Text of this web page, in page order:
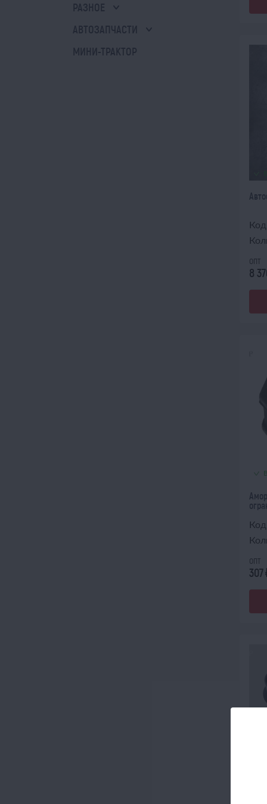
РАЗНОЕ
АВТОЗАПЧАСТИ
МИНИ-ТРАКТОР
опт
8
опт
307